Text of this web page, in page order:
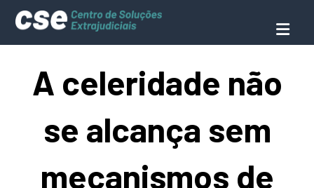
A celeridade não
se alcança sem
mecanismos de